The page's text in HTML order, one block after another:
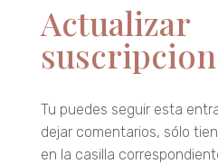
Actualizar
Tu puedes seguir esta
dejar comentarios, sólo
en la casilla